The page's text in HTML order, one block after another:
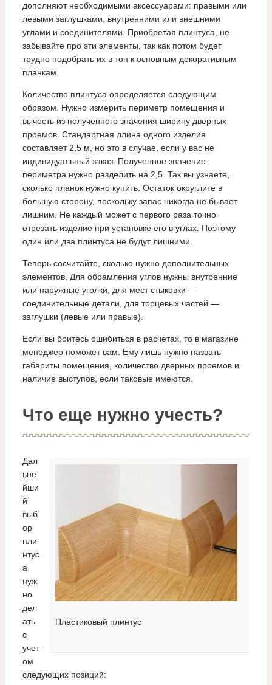
дополняют необходимыми аксессуарами: правыми или
левыми заглушками, внутренними или внешними
углами и соединителями. Приобретая плинтуса, не
забывайте про эти элементы, так как потом будет
трудно подобрать их в тон к основным декоративным
планкам.
Количество плинтуса определяется следующим
образом. Нужно измерить периметр помещения и
вычесть из полученного значения ширину дверных
проемов. Стандартная длина одного изделия
составляет 2,5 м, но это в случае, если у вас не
индивидуальный заказ. Полученное значение
периметра нужно разделить на 2,5. Так вы узнаете,
сколько планок нужно купить. Остаток округлите в
большую сторону, поскольку запас никогда не бывает
лишним. Не каждый может с первого раза точно
отрезать изделие при установке его в углах. Поэтому
один или два плинтуса не будут лишними.
Теперь сосчитайте, сколько нужно дополнительных
элементов. Для обрамления углов нужны внутренние
или наружные уголки, для мест стыковки —
соединительные детали, для торцевых частей —
заглушки (левые или правые).
Если вы боитесь ошибиться в расчетах, то в магазине
менеджер поможет вам. Ему лишь нужно назвать
габариты помещения, количество дверных проемов и
наличие выступов, если таковые имеются.
Что еще нужно учесть?
Пластиковый плинтус
Дал
ьне
йши
й
выб
ор
пли
нтус
а
нуж
но
дел
ать
с
учет
ом
следующих позиций: